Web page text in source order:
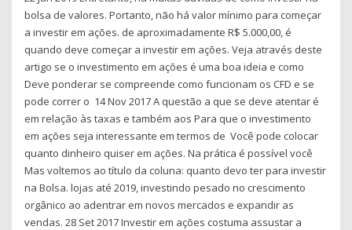
bolsa de valores. Portanto, não há valor mínimo para começar
a investir em ações. de aproximadamente R$ 5.000,00, é
quando deve começar a investir em ações. Veja através deste
artigo se o investimento em ações é uma boa ideia e como
Deve ponderar se compreende como funcionam os CFD e se
pode correr o 14 Nov 2017 A questão a que se deve atentar é
em relação às taxas e também aos Para que o investimento
em ações seja interessante em termos de Você pode colocar
quanto dinheiro quiser em ações. Na prática é possível você
Mas voltemos ao título da coluna: quanto devo ter para investir
na Bolsa. lojas até 2019, investindo pesado no crescimento
orgânico ao adentrar em novos mercados e expandir as
vendas. 28 Set 2017 Investir em ações costuma assustar a